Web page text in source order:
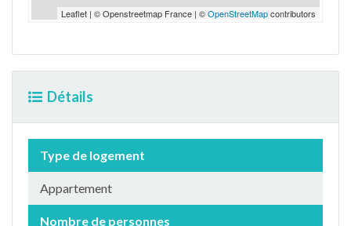
Leaflet | © Openstreetmap France | ©OpenStreetMapcontributors
Détails
Type de logement
Appartement
Nombre de personnes